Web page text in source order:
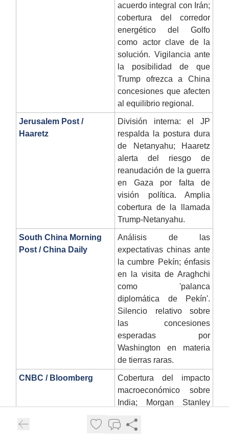
acuerdo integral con Irán;
cobertura del corredor
energético del Golfo
como actor clave de la
solución. Vigilancia ante
la posibilidad de que
Trump ofrezca a China
concesiones que afecten
al equilibrio regional.
Jerusalem Post /
Haaretz
División interna: el JP
respalda la postura dura
de Netanyahu; Haaretz
alerta del riesgo de
reanudación de la guerra
en Gaza por falta de
visión política. Amplia
cobertura de la llamada
Trump-Netanyahu.
South China Morning
Post / China Daily
Análisis de las
expectativas chinas ante
la cumbre Pekín; énfasis
en la visita de Araghchi
como 'palanca
diplomática de Pekín'.
Silencio relativo sobre
las concesiones
esperadas por
Washington en materia
de tierras raras.
CNBC / Bloomberg
Cobertura del impacto
macroeconómico sobre
India; Morgan Stanley
extranjera en mínimos